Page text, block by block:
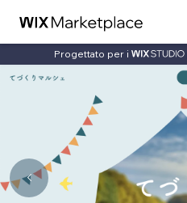
Progettato per i